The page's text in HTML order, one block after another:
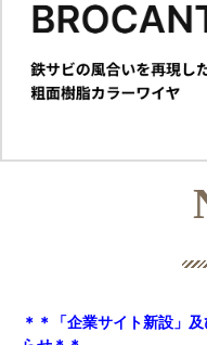
＊＊「企業サイト新設」